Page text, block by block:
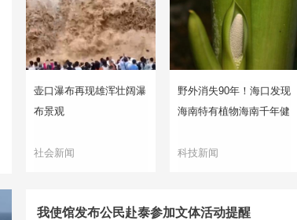
壶口瀑布再现雄浑壮阔瀑
布景观
社会新闻
野外消失90年！海口发现
海南特有植物海南千年健
科技新闻
我使馆发布公民赴泰参加文体活动提醒